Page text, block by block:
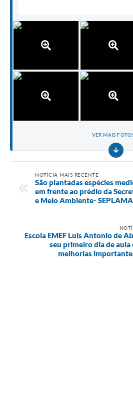
VER MAIS
NOTÍCIA MAIS RECENTE
São plantadas espécies
em frente ao prédio da
e Meio Ambiente- SEPLAMA
Escola EMEF Luis Antonio de
seu primeiro dia de aula
melhorias